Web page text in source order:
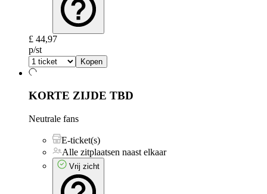
£ 44,97
p/st
Kopen
KORTE ZIJDE TBD
Neutrale fans
E-ticket(s)
Alle zitplaatsen naast elkaar
Vrij zicht